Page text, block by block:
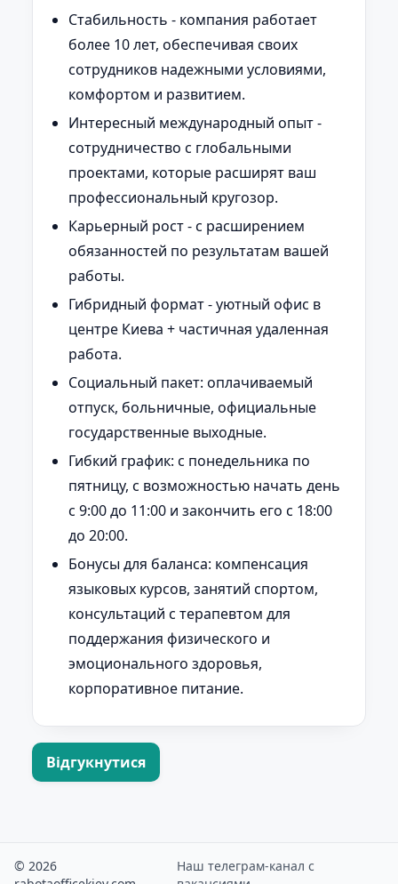
Стабильность - компания работает
более 10 лет, обеспечивая своих
сотрудников надежными условиями,
комфортом и развитием.
Интересный международный опыт -
сотрудничество с глобальными
проектами, которые расширят ваш
профессиональный кругозор.
Карьерный рост - с расширением
обязанностей по результатам вашей
работы.
Гибридный формат - уютный офис в
центре Киева + частичная удаленная
работа.
Социальный пакет: оплачиваемый
отпуск, больничные, официальные
государственные выходные.
Гибкий график: с понедельника по
пятницу, с возможностью начать день
с 9:00 до 11:00 и закончить его с 18:00
до 20:00.
Бонусы для баланса: компенсация
языковых курсов, занятий спортом,
консультаций с терапевтом для
поддержания физического и
эмоционального здоровья,
корпоративное питание.
Відгукнутися
© 2026
Наш телеграм-канал с